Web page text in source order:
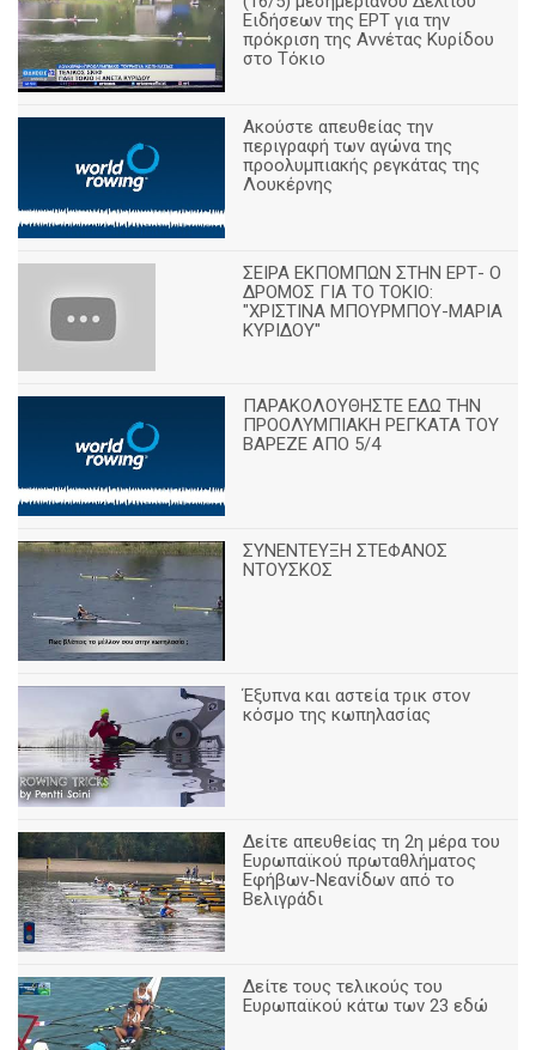
Ειδήσεων της ΕΡΤ για την
πρόκριση της Αννέτας Κυρίδου
στο Τόκιο
Ακούστε απευθείας την
περιγραφή των αγώνα της
προολυμπιακής ρεγκάτας της
Λουκέρνης
ΣΕΙΡΑ ΕΚΠΟΜΠΩΝ ΣΤΗΝ ΕΡΤ- Ο
ΔΡΟΜΟΣ ΓΙΑ ΤΟ ΤΟΚΙΟ:
"ΧΡΙΣΤΙΝΑ ΜΠΟΥΡΜΠΟΥ-ΜΑΡΙΑ
ΚΥΡΙΔΟΥ"
ΠΑΡΑΚΟΛΟΥΘΗΣΤΕ ΕΔΩ ΤΗΝ
ΠΡΟΟΛΥΜΠΙΑΚΗ ΡΕΓΚΑΤΑ ΤΟΥ
ΒΑΡΕΖΕ ΑΠΟ 5/4
ΣΥΝΕΝΤΕΥΞΗ ΣΤΕΦΑΝΟΣ
ΝΤΟΥΣΚΟΣ
Έξυπνα και αστεία τρικ στον
κόσμο της κωπηλασίας
Δείτε απευθείας τη 2η μέρα του
Ευρωπαϊκού πρωταθλήματος
Εφήβων-Νεανίδων από το
Βελιγράδι
Δείτε τους τελικούς του
Ευρωπαϊκού κάτω των 23 εδώ